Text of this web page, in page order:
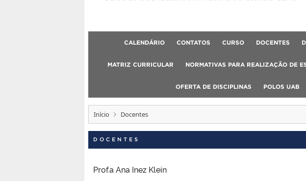
CALENDÁRIO CONTATOS CURSO DOCENTES
MATRIZ CURRICULAR NORMATIVAS PARA REALIZAÇÃO DE
OFERTA DE DISCIPLINAS POLOS UAB
Início Docentes
DOCENTES
Prof.a Ana Inez Klein